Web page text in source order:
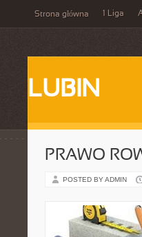
Strona główna 1 Liga
LUBIN
PRAWO
POSTED BY ADMIN